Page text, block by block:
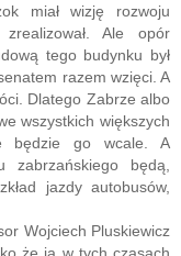
miał wizję rozwoju
Ale opór
tego budynku był
razem wzięci. A
Dlatego Zabrze albo
wszystkich większych
będzie go wcale. A
zabrzańskiego będą,
jazdy autobusów,
Wojciech Pluskiewicz